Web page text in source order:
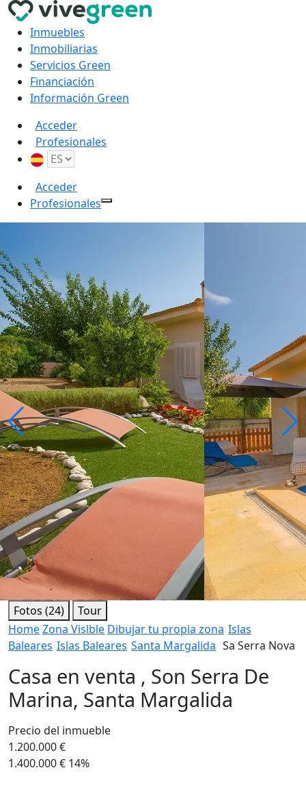
Inmuebles
Inmobiliarias
Servicios Green
Financiación
Información Green
Acceder
Profesionales
Acceder
Profesionales
Fotos (24)
Tour
HomeZona Vislble Dibujar tu propia zona Islas
Baleares Islas Baleares Santa Margalida Sa Serra Nova
Casa en venta , Son Serra De
Marina, Santa Margalida
Precio del inmueble
1.200.000 €
1.400.000 € 14%